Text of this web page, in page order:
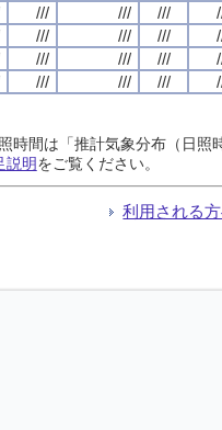
/// /// ///
/// /// ///
/// /// ///
/// /// ///
時間は「推計気象分布（日
説明をご覧ください。
利用される